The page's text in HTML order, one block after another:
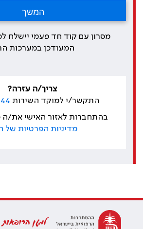
מסרון עם קוד חד פעמי יישלח
המעודכן במערכות
צריך/ה עזרה?
התקשר/י למוקד השירות
בהתחברות לאזור האישי את/
מדיניות הפרטיות של
למען הרופאות